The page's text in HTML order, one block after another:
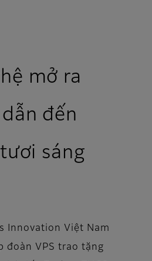
mở ra
đến
sáng
Innovation Việt Nam
đoàn VPS trao tặng